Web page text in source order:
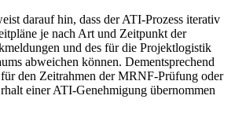
darauf hin, dass der ATI-Prozess iterativ
je nach Art und Zeitpunkt der
und des für die Projektlogistik
abweichen können. Dementsprechend
den Zeitrahmen der MRNF-Prüfung oder
einer ATI-Genehmigung übernommen